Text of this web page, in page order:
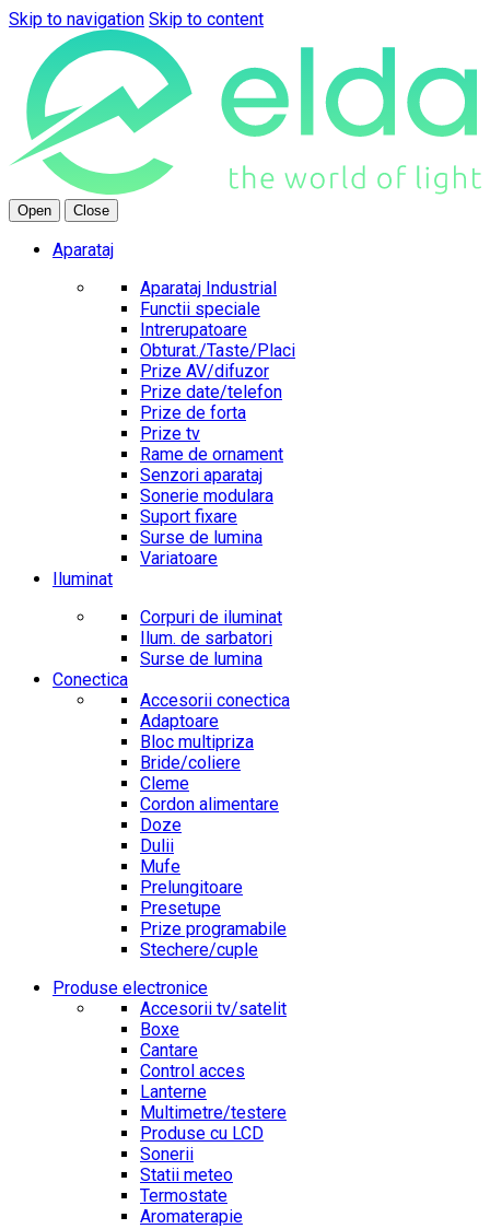
Skip to navigation Skip to content
Open Close
Aparataj
Aparataj Industrial
Functii speciale
Intrerupatoare
Obturat./Taste/Placi
Prize AV/difuzor
Prize date/telefon
Prize de forta
Prize tv
Rame de ornament
Senzori aparataj
Sonerie modulara
Suport fixare
Surse de lumina
Variatoare
Iluminat
Corpuri de iluminat
Ilum. de sarbatori
Surse de lumina
Conectica
Accesorii conectica
Adaptoare
Bloc multipriza
Bride/coliere
Cleme
Cordon alimentare
Doze
Dulii
Mufe
Prelungitoare
Presetupe
Prize programabile
Stechere/cuple
Produse electronice
Accesorii tv/satelit
Boxe
Cantare
Control acces
Lanterne
Multimetre/testere
Produse cu LCD
Sonerii
Statii meteo
Termostate
Aromaterapie